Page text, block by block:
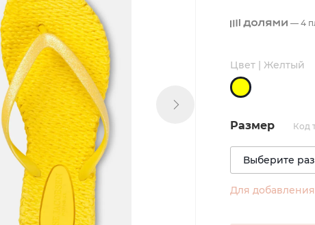
— 4
Цвет | Желтый
Размер Код
Для